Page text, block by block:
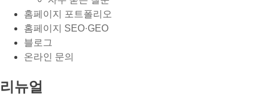
홈페이지 포트폴리오
홈페이지 SEO·GEO
블로그
온라인 문의
리뉴얼